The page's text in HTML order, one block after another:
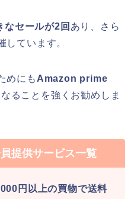
なセールが2回 あり、さら
しています。
めにも Amazon prime
ることを強くお勧めしま
提供サービス一覧
円以上の買物で送料